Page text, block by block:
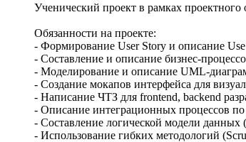
Ученический проект в рамках
Обязанности на проекте:
- Формирование User Story и описание Use
- Составление и описание бизнес-
- Моделирование и описание UML-
- Создание мокапов интерфейса для
- Написание ЧТЗ для frontend, backend
- Описание интеграционных процессов
- Составление логической модели данных
- Использование гибких методологий